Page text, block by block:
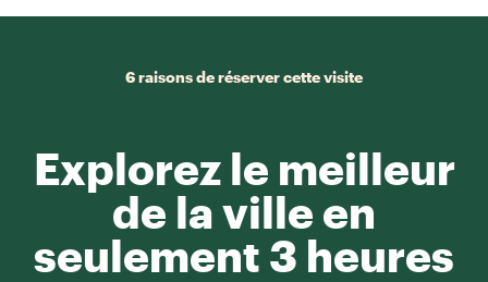
6 raisons de réserver cette visite
Explorez le meilleur
de la ville en
seulement 3 heures